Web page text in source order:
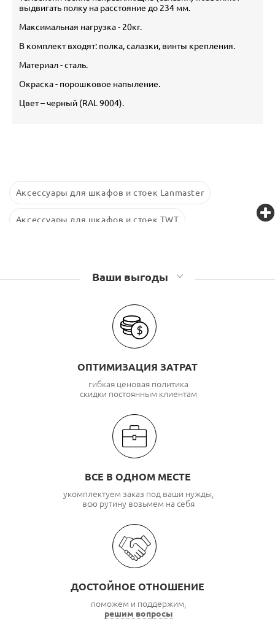
выдвигать полку на расстояние до 234 мм.
Максимальная нагрузка - 20кг.
В комплект входят: полка, салазки, винты крепления.
Материал - сталь.
Окраска - порошковое напыление.
Цвет – черный (RAL 9004).
Аксессуары для шкафов и стоек Lanmaster
Аксессуары для шкафов и стоек TWT
Аксессуары для шкафов и стоек Связьстройдеталь
Ваши выгоды
ОПТИМИЗАЦИЯ ЗАТРАТ
гибкая ценовая политика
скидки постоянным клиентам
ВСЕ В ОДНОМ МЕСТЕ
укомплектуем заказ под ваши нужды,
всю рутину возьмем на себя
ДОСТОЙНОЕ ОТНОШЕНИЕ
поможем и поддержим,
решим вопросы